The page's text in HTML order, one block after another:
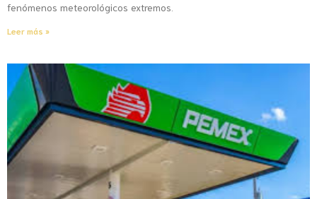
fenómenos meteorológicos extremos.
Leer más »